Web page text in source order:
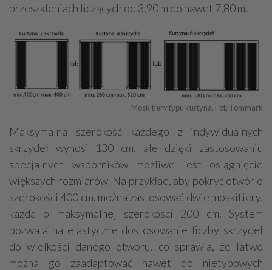
przeszkleniach liczących od 3,90 m do nawet 7,80 m.
Moskitiery typu kurtyna. Fot. Tommark
Maksymalna szerokość każdego z indywidualnych
skrzydeł wynosi 130 cm, ale dzięki zastosowaniu
specjalnych wsporników możliwe jest osiągnięcie
większych rozmiarów. Na przykład, aby pokryć otwór o
szerokości 400 cm, można zastosować dwie moskitiery,
każda o maksymalnej szerokości 200 cm. System
pozwala na elastyczne dostosowanie liczby skrzydeł
do wielkości danego otworu, co sprawia, że łatwo
można go zaadaptować nawet do nietypowych